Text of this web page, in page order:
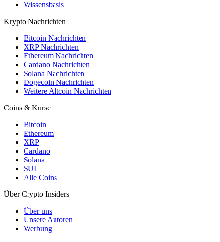
Wissensbasis
Krypto Nachrichten
Bitcoin Nachrichten
XRP Nachrichten
Ethereum Nachrichten
Cardano Nachrichten
Solana Nachrichten
Dogecoin Nachrichten
Weitere Altcoin Nachrichten
Coins & Kurse
Bitcoin
Ethereum
XRP
Cardano
Solana
SUI
Alle Coins
Über Crypto Insiders
Über uns
Unsere Autoren
Werbung